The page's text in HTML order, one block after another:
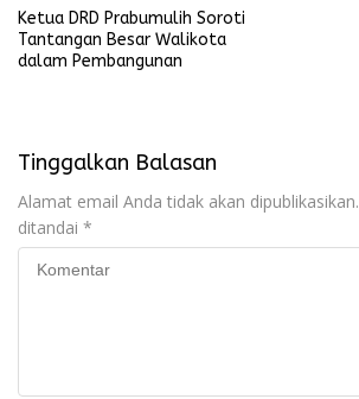
Ketua DRD Prabumulih Soroti
Tantangan Besar Walikota
dalam Pembangunan
Tinggalkan Balasan
Alamat email Anda tidak akan dipublikasikan.
ditandai *